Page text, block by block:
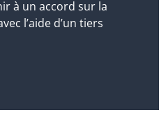
à un accord sur la
l’aide d’un tiers